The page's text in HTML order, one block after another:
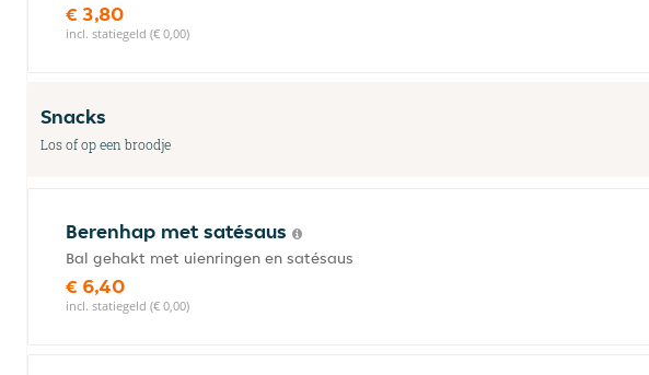
€ 3,80
incl. statiegeld (€ 0,00)
Snacks
Los of op een broodje
Berenhap met satésaus
Bal gehakt met uienringen en satésaus
€ 6,40
incl. statiegeld (€ 0,00)